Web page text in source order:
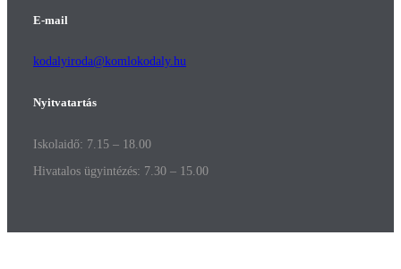
E-mail
kodalyiroda@komlokodaly.hu
Nyitvatartás
Iskolaidő: 7.15 – 18.00
Hivatalos ügyintézés: 7.30 – 15.00